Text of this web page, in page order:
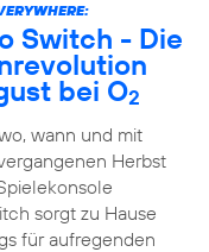
Switch - Die
bei O2
wann und mit
Herbst
sorgt zu Hause
für aufregenden